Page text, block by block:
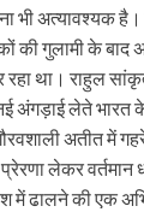
भी अत्यावश्यक
की गुलामी के बाद
था। राहुल
अंगड़ाई लेते भारत
अतीत में
लेकर वर्तमान
में ढालने की एक